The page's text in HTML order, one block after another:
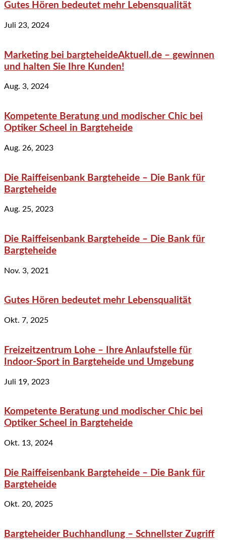
Gutes Hören bedeutet mehr Lebensqualität
Juli 23, 2024
Marketing bei bargteheideAktuell.de – gewinnen
und halten Sie Ihre Kunden!
Aug. 3, 2024
Kompetente Beratung und modischer Chic bei
Optiker Scheel in Bargteheide
Aug. 26, 2023
Die Raiffeisenbank Bargteheide – Die Bank für
Bargteheide
Aug. 25, 2023
Die Raiffeisenbank Bargteheide – Die Bank für
Bargteheide
Nov. 3, 2021
Gutes Hören bedeutet mehr Lebensqualität
Okt. 7, 2025
Freizeitzentrum Lohe – Ihre Anlaufstelle für
Indoor-Sport in Bargteheide und Umgebung
Juli 19, 2023
Kompetente Beratung und modischer Chic bei
Optiker Scheel in Bargteheide
Okt. 13, 2024
Die Raiffeisenbank Bargteheide – Die Bank für
Bargteheide
Okt. 20, 2025
Bargteheider Buchhandlung – Schnellster Zugriff